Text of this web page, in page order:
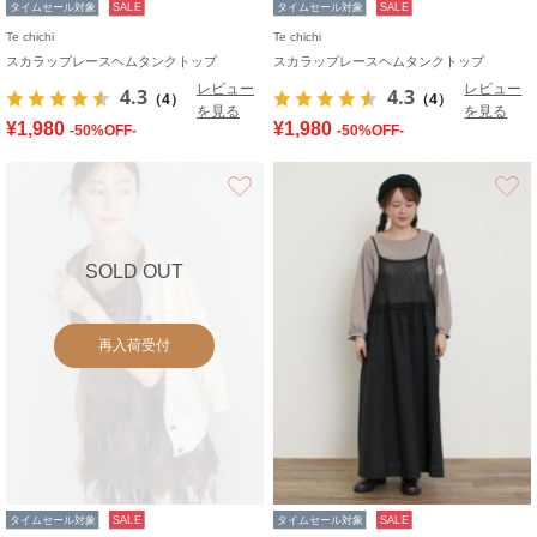
タイムセール対象 SALE
Te chichi
スカラップレースヘムタンクトップ
4.3 （4）
レビュー
を見る
¥1,980 -50%OFF-
タイムセール対象 SALE
Te chichi
スカラップレースヘムタンクトップ
4.3 （4）
レビュー
を見る
¥1,980 -50%OFF-
SOLD OUT
再入荷受付
タイムセール対象 SALE タイムセール対象 SALE